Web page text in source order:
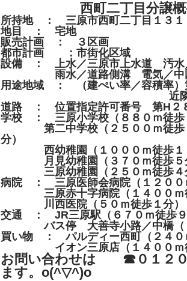
西町二丁目分譲概
所持地 ： 三原市西町二丁目１３１
地目 ： 宅地
販売計画 ： ３区画
都市計画 ：市街化区域
設備 ： 上水／三原市上水道 汚水
雨水／道路側溝 電気／中
用途地域 ： （建ぺい率／容積率）
近隣商業（８０
道路 ： 位置指定許可番号 第H２
学校 ： 三原小学校（８８０ｍ徒歩
第二中学校（２５００ｍ徒歩
分） 計
西幼稚園（１０００ｍ徒歩１３
月見幼稚園（３７０ｍ徒歩５分
三原幼稚園（２５０ｍ徒歩４
病院 ： 三原医師会病院（１２００
三原赤十字病院（１４００ｍ徒
川西医院（５０ｍ徒歩１分）
交通 ： JR三原駅（６７０ｍ徒歩９
バス停 大善寺小路／中橋（４
買い物 ： パルディー西町（２４０
イオン三原店（１４００ｍ徒
お問い合わせは ☎０１２
ます。o(^▽^)o